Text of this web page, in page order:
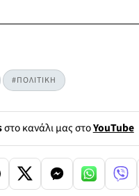
#ΠΟΛΙΤΙΚΗ
στο κανάλι μας στοYouTube